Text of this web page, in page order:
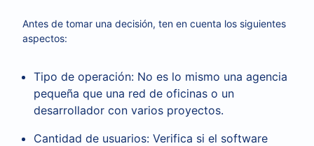
Antes de tomar una decisión, ten en cuenta los siguientes
aspectos:
Tipo de operación: No es lo mismo una agencia
pequeña que una red de oficinas o un
desarrollador con varios proyectos.
Cantidad de usuarios: Verifica si el software